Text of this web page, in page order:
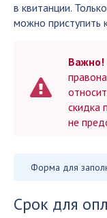
в квитанции.
можно приступить
Важно!
скидка
не
Форма для
Срок для